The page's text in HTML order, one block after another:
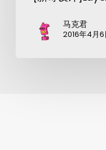
马克君
2016年4月6